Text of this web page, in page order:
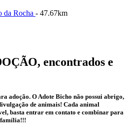
da Rocha - 47.67km
encontrados e
adoção. O Adote Bicho não possui abrigo,
de animais! Cada animal
basta entrar em contato e combinar para
família!!!